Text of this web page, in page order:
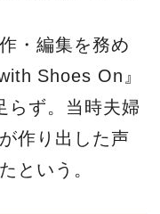
・編集を務め
Shoes On』
らず。当時夫婦
作り出した声
という。